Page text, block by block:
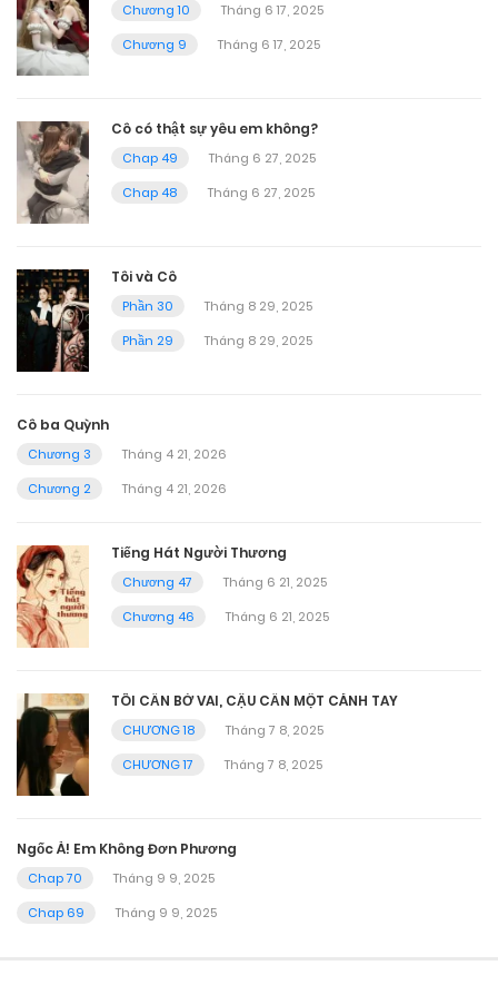
Chương 10
Tháng 6 17, 2025
Chương 9
Tháng 6 17, 2025
Cô có thật sự yêu em không?
Chap 49
Tháng 6 27, 2025
Chap 48
Tháng 6 27, 2025
Tôi và Cô
Phần 30
Tháng 8 29, 2025
Phần 29
Tháng 8 29, 2025
Cô ba Quỳnh
Chương 3
Tháng 4 21, 2026
Chương 2
Tháng 4 21, 2026
Tiếng Hát Người Thương
Chương 47
Tháng 6 21, 2025
Chương 46
Tháng 6 21, 2025
TÔI CẦN BỜ VAI, CẬU CẦN MỘT CÁNH TAY
CHƯƠNG 18
Tháng 7 8, 2025
CHƯƠNG 17
Tháng 7 8, 2025
Ngốc À! Em Không Đơn Phương
Chap 70
Tháng 9 9, 2025
Chap 69
Tháng 9 9, 2025